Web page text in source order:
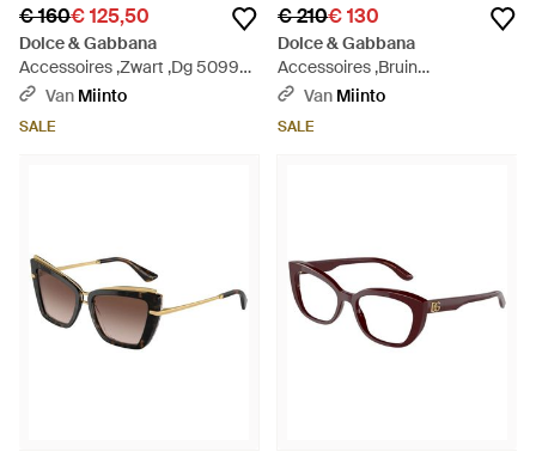
€ 160€ 125,50
Dolce & Gabbana
Accessoires ,Zwart ,Dg 5099
Optisch Montuur - Bruin
Van Miinto
SALE
€ 210€ 130
Dolce & Gabbana
Accessoires ,Bruin
,Accessoires - Bruin
Van Miinto
SALE